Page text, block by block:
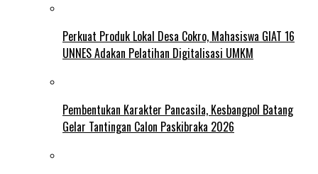
Perkuat Produk Lokal Desa Cokro, Mahasiswa GIAT 16
UNNES Adakan Pelatihan Digitalisasi UMKM
Pembentukan Karakter Pancasila, Kesbangpol Batang
Gelar Tantingan Calon Paskibraka 2026